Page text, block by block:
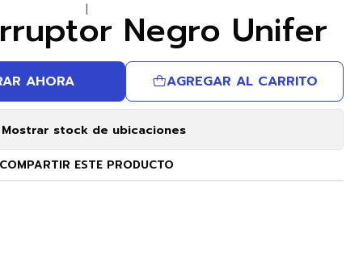
| Negro Unifer
AGREGAR AL CARRITO
AHORA
Mostrar stock de ubicaciones
COMPARTIR ESTE PRODUCTO